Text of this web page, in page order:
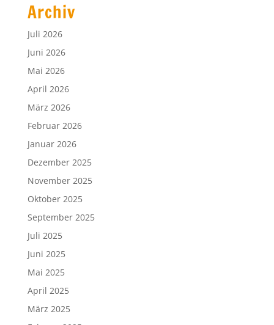
The Big Challenge 2026: Herausragende Leistungen
bei der Siegerehrung gewürdigt
Makerspace on Tour – MINT-Sommer 2026
Eigenanteil Schulbücher 2026/2027
Archiv
Juli 2026
Juni 2026
Mai 2026
April 2026
März 2026
Februar 2026
Januar 2026
Dezember 2025
November 2025
Oktober 2025
September 2025
Juli 2025